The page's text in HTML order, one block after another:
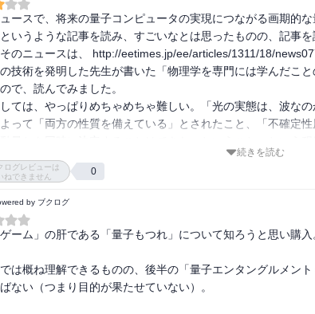
ースで、将来の量子コンピュータの実現につながる画期的
いうような記事を読み、すごいなとは思ったものの、記事
のニュースは、 http://eetimes.jp/ee/articles/1311/18/
技術を発明した先生が書いた「物理学を専門には学んだこ
で、読んでみました。
ては、やっぱりめちゃめちゃ難しい。「光の実態は、波な
って「両方の性質を備えている」とされたこと、「不確定
理解するのにはやはり生半可な物理の知識・センスではとて
。
確ではないのかもしれませんが、「複数の量子がもつれた
運動量は決められなくとも、グループ全体としては特定の
、その性質を利用すれば離れた位置にある量子の状態を別
がること、その技術が今現実に実験室でできつつあるとい
続きを読む
ログレビューは
ねできません
0
by ブクログ
ゲーム」の肝である「量子もつれ」について知ろうと思い購入
は概ね理解できるものの、後半の「量子エンタングルメン
ない（つまり目的が果たせていない）。